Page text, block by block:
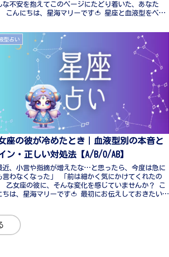
な不安を抱えてこのページにたどり着いた、あなた
こんにちは、星海マリーです🍅 星座と血液型をベー
型占い
座の彼が冷めたとき｜血液型別の本音と
ン・正しい対処法【A/B/O/AB】
近、小言や指摘が増えたな…と思ったら、今度は急に
言わなくなった」 「前は細かく気にかけてくれたの
乙女座の彼に、そんな変化を感じていませんか？ こ
ちは、星海マリーです🍅 最初にお伝えしておきたいこ